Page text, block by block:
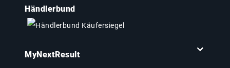
Händlerbund
MyNextResult